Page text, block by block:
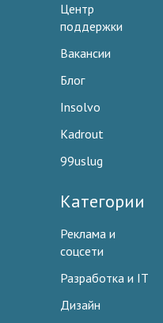
Центр
поддержки
Вакансии
Блог
Insolvo
Kadrout
99uslug
Категории
Реклама и
соцсети
Разработка и IT
Дизайн